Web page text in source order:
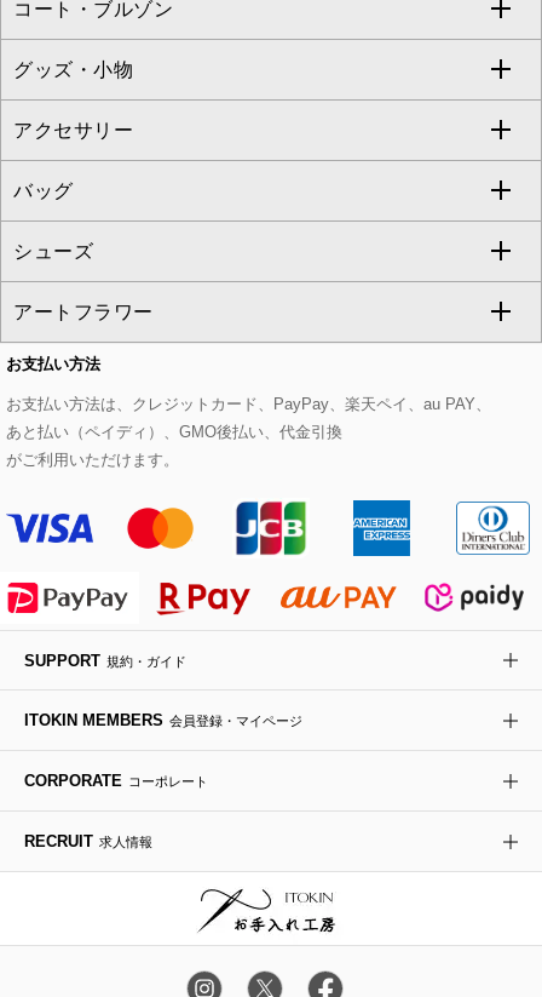
eur3
Maison de CINQ
MK MICHEL KLEIN BAG
HIROKO KOSHINO
カーディガン
アンサンブルセット
ベスト・ジレ
パーカー
タンクトップ・キャミソール
スウェット・ジャージー
その他のトップス
チュニック
ジャンパースカート
その他のワンピース・ドレス
クロップド・半端丈パンツ
ガウチョ・ワイドパンツ
ハーフ・ショート丈パンツ
サロペット・オールインワン
その他のパンツ
ロング・マキシ丈スカート
ひざ丈スカート
ミモレ丈スカート
ショート・ミニ丈スカート
その他のスカート
すべてのジャケット・スーツ
テーラードジャケット
ノーカラージャケット
セットアップ
セットアップジャケット
セットアップパンツ
セットアップスカート
セットアップワンピース
コート・ブルゾン
すべてのコート・ブルゾン
トレンチコート
ピーコート
ダッフルコート
チェスターコート
モッズコート
ステンカラーコート
ライダースジャケット
デニムジャケット
ダウンジャケット・コート
グッズ・小物
すべてのグッズ・小物
マスク
ストール・マフラー・スヌード
ベルト・サスペンダー
帽子
ヘアアクセサリー
ハンカチ・バンダナ
手袋
チャーム・ストラップ
アクセサリー
すべてのアクセサリー
ネックレス
ピアス・イヤリング
ブレスレット・バングル
ブローチ・コサージュ
バッグ
すべてのバッグ
トートバッグ
ショルダーバッグ
ボストンバッグ
バックパック・リュック
ボディバッグ・メッセンジャーバッグ
トラベルバッグ
シューズ
すべてのシューズ
パンプス
スニーカー
フラットシューズ
ローファー
ドレスシューズ
アートフラワー
すべてのアートフラワー
ローズ
カサブランカ・カラー
ラナンキュラス
ポプリアレンジ＆フレグランス
お支払い方法
お支払い方法は、クレジットカード、PayPay、楽天ペイ、au PAY、
あと払い（ペイディ）、GMO後払い、代金引換
がご利用いただけます。
SUPPORT 規約・ガイド
ITOKIN MEMBERS 会員登録・マイページ
CORPORATE コーポレート
RECRUIT 求人情報